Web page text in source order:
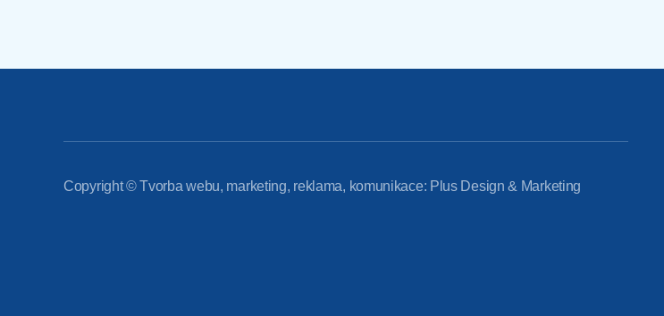
Copyright © Tvorba webu, marketing, reklama, komunikace: Plus Design & Marketing